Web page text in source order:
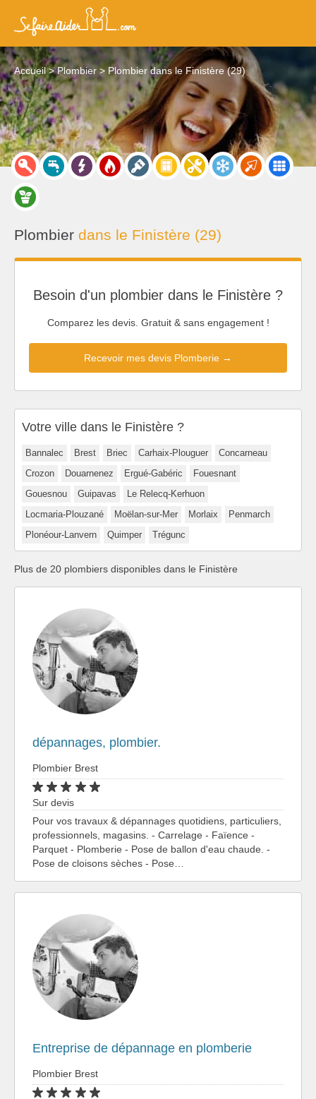
Accueil Plombier Plombier dans le Finistère (29)
Plombier dans le Finistère (29)
Besoin d'un plombier dans le Finistère ?
Comparez les devis. Gratuit & sans engagement !
Recevoir mes devis Plomberie →
Votre ville dans le Finistère ?
Bannalec Brest Briec Carhaix-Plouguer
Concarneau
Crozon
Douarnenez Ergué-Gabéric
Fouesnant
Gouesnou
Guipavas
Le Relecq-Kerhuon
Locmaria-Plouzané
Moëlan-sur-Mer Morlaix
Penmarch
Plonéour-Lanvern
Quimper Trégunc
Plus de 20 plombiers disponibles dans le Finistère
dépannages, plombier.
Plombier Brest
Sur devis
Pour vos travaux & dépannages quotidiens, particuliers,
professionnels, magasins. - Carrelage - Faïence -
Parquet - Plomberie - Pose de ballon d'eau chaude. -
Pose de cloisons sèches - Pose…
Entreprise de dépannage en plomberie
Plombier Brest